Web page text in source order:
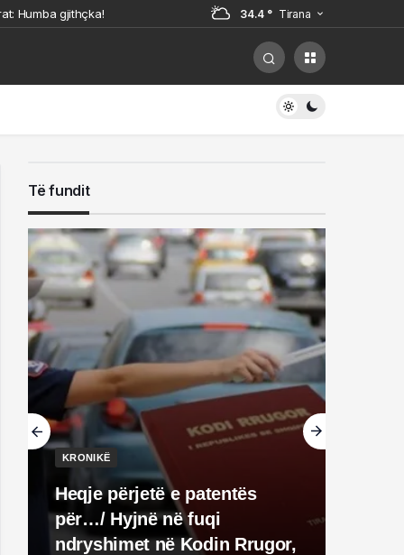
Humba gjithçka!
34.4 ° Tirana
Të fundit
KRONIKË
Heqje përjetë e patentës
për…/ Hyjnë në fuqi
ndryshimet në Kodin Rrugor,